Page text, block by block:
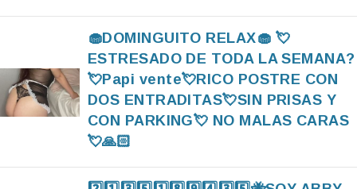
🧁DOMINGUITO RELAX🧁 💘
ESTRESADO DE TODA LA SEMANA?
💘Papi vente💘RICO POSTRE CON
DOS ENTRADITAS💘SIN PRISAS Y
CON PARKING💘 NO MALAS CARAS
💘🙏🏻